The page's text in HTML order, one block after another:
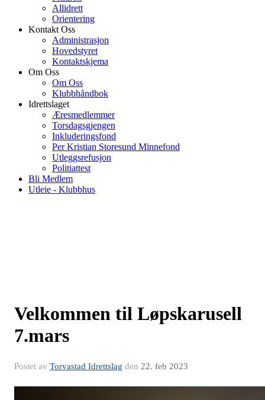
Allidrett
Orientering
Kontakt Oss
Administrasjon
Hovedstyret
Kontaktskjema
Om Oss
Om Oss
Klubbhåndbok
Idrettslaget
Æresmedlemmer
Torsdagsgjengen
Inkluderingsfond
Per Kristian Storesund Minnefond
Utleggsrefusjon
Politiattest
Bli Medlem
Utleie - Klubbhus
Velkommen til Løpskarusell
7.mars
Postet av Torvastad Idrettslag den 22. feb 2023